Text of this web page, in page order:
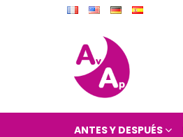
ANTES Y DESPUÉS